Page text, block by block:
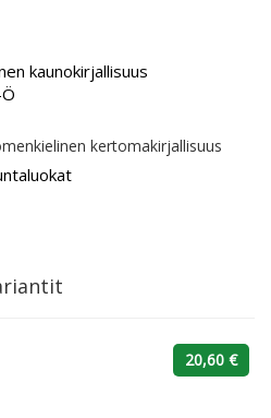
kaunokirjallisuus
kertomakirjallisuus
20,60 €